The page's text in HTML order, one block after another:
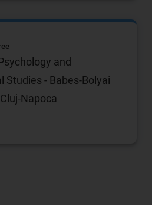
and
Studies - Babes-Bolyai
Napoca